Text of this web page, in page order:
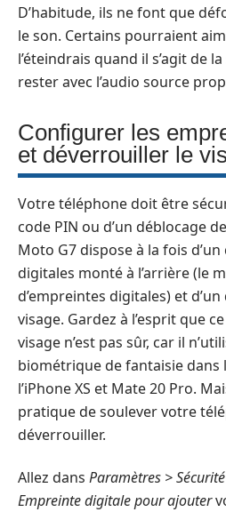
D’habitude, ils ne font que
le son. Certains pourraient
l’éteindrais quand il s’agit de
rester avec l’audio source
Configurer les
et déverrouiller le
Votre téléphone doit être
code PIN ou d’un déblocage
Moto G7 dispose à la fois
digitales monté à l’arrière (le
d’empreintes digitales) et
visage. Gardez à l’esprit que
visage n’est pas sûr, car il
biométrique de fantaisie dans
l’iPhone XS et Mate 20 Pro.
pratique de soulever votre
déverrouiller.
Allez dans Paramètres >
Empreinte digitale pour ajouter